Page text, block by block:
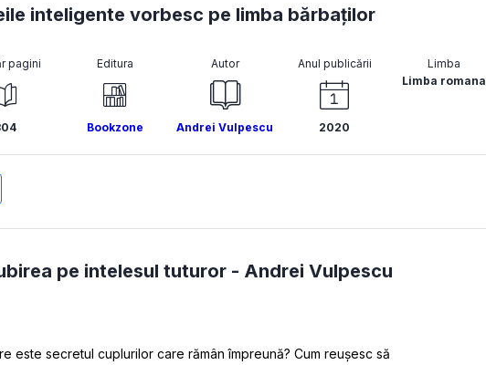
inteligente vorbesc pe limba bărbaților
pagini Editura
Bookzone
Autor
Andrei Vulpescu
Anul publicării
2020
Limba
Limba romana
pe intelesul tuturor - Andrei Vulpescu
este secretul cuplurilor care rămân împreună? Cum reușesc să